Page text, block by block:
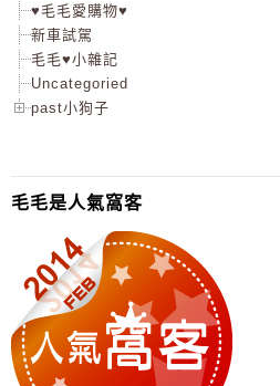
♥毛毛愛購物♥
新車試駕
毛毛♥小雜記
Uncategoried
past小狗子
毛毛是人氣窩客